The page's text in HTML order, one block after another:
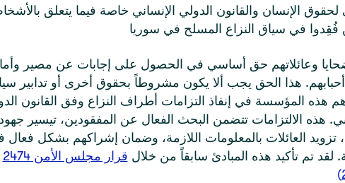
لحقوق الإنسان والقانون الدولي الإنساني خاصة فيما يتعلق
وعائلاتهم حق أساسي في الحصول على إجابات عن مصير
أحبابهم. هذا الحق يجب ألا يكون مشروطاً بحقوق أخرى أو تدابير
هذه المؤسسة في إنفاذ التزامات أطراف النزاع وفق القانون
هذه الالتزامات تتضمن البحث الفعال عن المفقودين، تيسير جهود
تزويد العائلات بالمعلومات اللازمة، وضمان إشراكهم بشكل فعال
لقد تم تأكيد هذه المبادئ سابقاً من خلال
قرار مجلس الأمن 2474